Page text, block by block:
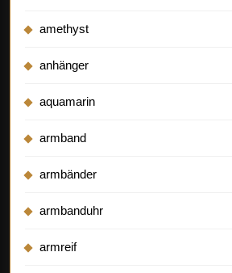
amethyst
anhänger
aquamarin
armband
armbänder
armbanduhr
armreif